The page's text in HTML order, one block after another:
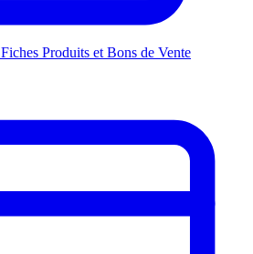
Fiches Produits et Bons de Vente